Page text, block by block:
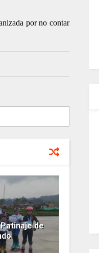
por no contar
Patinaje de